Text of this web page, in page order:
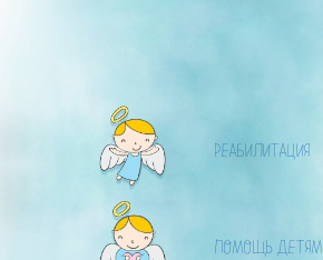
РЕАБИЛИТАЦИЯ
ПОМОЩЬ ДЕТЯМ